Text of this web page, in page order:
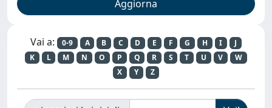
Vai a: 0-9 A B C D E F G H I
J
K
L M N O P Q R S T U V
W
X
Y Z